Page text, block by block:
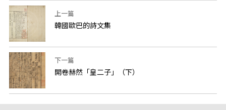
上一篇
韓國歐巴的詩文集
下一篇
開卷赫然「皇二子」（下）